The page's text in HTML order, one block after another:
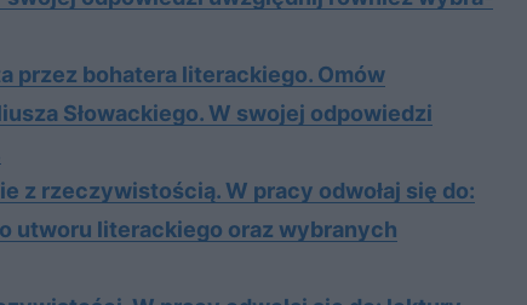
przez bohatera literackiego. Omów
Słowackiego. W swojej odpowiedzi
z rzeczywistością. W pracy odwołaj się do:
utworu literackiego oraz wybranych